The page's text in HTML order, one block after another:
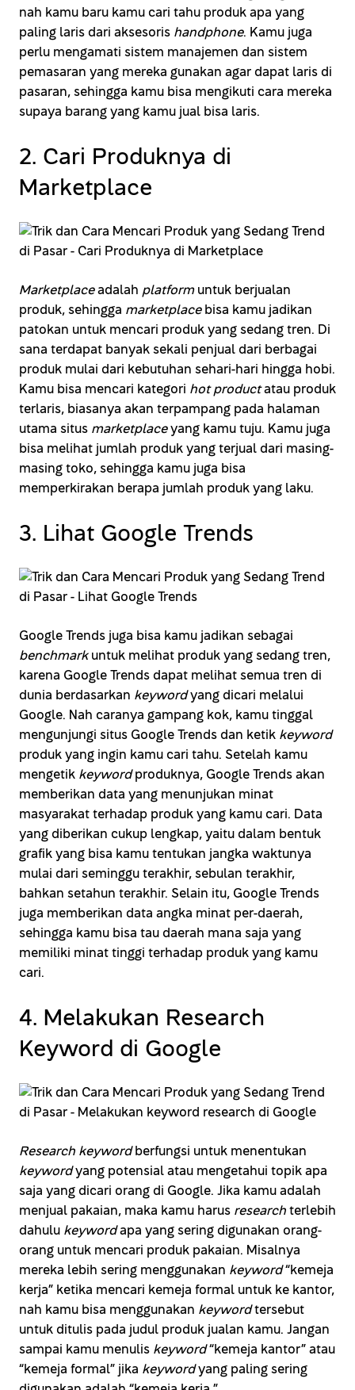
nah kamu baru kamu cari tahu produk apa yang
paling laris dari aksesoris handphone. Kamu juga
perlu mengamati sistem manajemen dan sistem
pemasaran yang mereka gunakan agar dapat laris di
pasaran, sehingga kamu bisa mengikuti cara mereka
supaya barang yang kamu jual bisa laris.
2. Cari Produknya di
Marketplace
Marketplaceadalah platformuntuk berjualan
produk, sehingga marketplacebisa kamu jadikan
patokan untuk mencari produk yang sedang tren. Di
sana terdapat banyak sekali penjual dari berbagai
produk mulai dari kebutuhan sehari-hari hingga hobi.
Kamu bisa mencari kategori hot productatau produk
terlaris, biasanya akan terpampang pada halaman
utama situs marketplaceyang kamu tuju. Kamu juga
bisa melihat jumlah produk yang terjual dari masing-
masing toko, sehingga kamu juga bisa
memperkirakan berapa jumlah produk yang laku.
3. Lihat Google Trends
Google Trends juga bisa kamu jadikan sebagai
benchmarkuntuk melihat produk yang sedang tren,
karena Google Trends dapat melihat semua tren di
dunia berdasarkan keywordyang dicari melalui
Google. Nah caranya gampang kok, kamu tinggal
mengunjungi situs Google Trends dan ketik keyword
produk yang ingin kamu cari tahu. Setelah kamu
mengetik keywordproduknya, Google Trends akan
memberikan data yang menunjukan minat
masyarakat terhadap produk yang kamu cari. Data
yang diberikan cukup lengkap, yaitu dalam bentuk
grafik yang bisa kamu tentukan jangka waktunya
mulai dari seminggu terakhir, sebulan terakhir,
bahkan setahun terakhir. Selain itu, Google Trends
juga memberikan data angka minat per-daerah,
sehingga kamu bisa tau daerah mana saja yang
memiliki minat tinggi terhadap produk yang kamu
cari.
4. Melakukan Research
Keyword di Google
Research keywordberfungsi untuk menentukan
keywordyang potensial atau mengetahui topik apa
saja yang dicari orang di Google. Jika kamu adalah
menjual pakaian, maka kamu harus research terlebih
dahulu keywordapa yang sering digunakan orang-
orang untuk mencari produk pakaian. Misalnya
mereka lebih sering menggunakan keyword“kemeja
kerja” ketika mencari kemeja formal untuk ke kantor,
nah kamu bisa menggunakan keywordtersebut
untuk ditulis pada judul produk jualan kamu. Jangan
sampai kamu menulis keyword“kemeja kantor” atau
“kemeja formal” jika keywordyang paling sering